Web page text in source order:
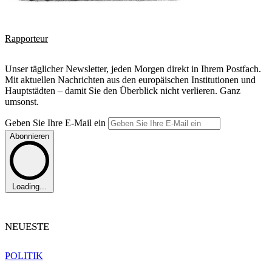
Rapporteur
Unser täglicher Newsletter, jeden Morgen direkt in Ihrem Postfach.
Mit aktuellen Nachrichten aus den europäischen Institutionen und
Hauptstädten – damit Sie den Überblick nicht verlieren. Ganz
umsonst.
Geben Sie Ihre E-Mail ein
Abonnieren
Loading...
NEUESTE
POLITIK